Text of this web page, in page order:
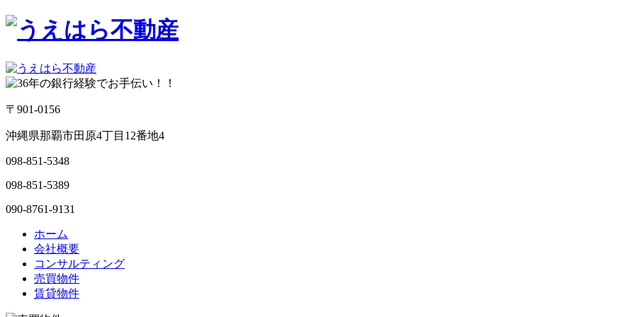
〒901-0156
沖縄県那覇市田原4丁目12番地4
098-851-5348
098-851-5389
090-8761-9131
ホーム
会社概要
コンサルティング
売買物件
賃貸物件